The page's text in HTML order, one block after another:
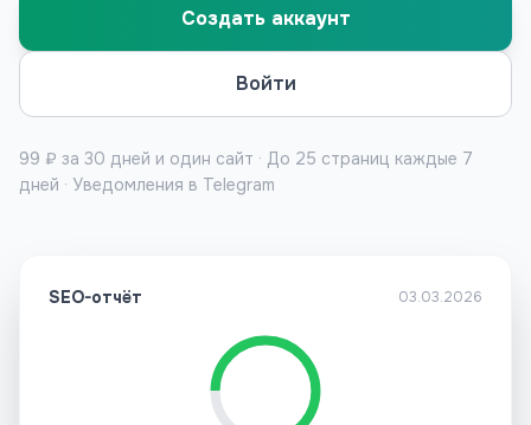
Создать аккаунт
Войти
99 ₽ за 30 дней и один сайт · До 25 страниц каждые 7
дней · Уведомления в Telegram
SEO-отчёт 03.03.2026